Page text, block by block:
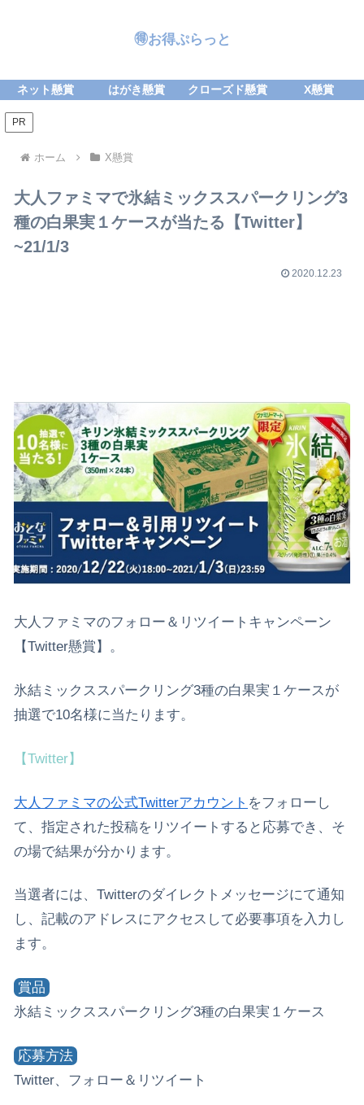
🉐お得ぷらっと
ネット懸賞 はがき懸賞 クローズド懸賞 X懸賞
PR
ホーム X懸賞
大人ファミマで氷結ミックススパークリング3
種の白果実１ケースが当たる【Twitter】
~21/1/3
2020.12.23
大人ファミマのフォロー＆リツイートキャンペーン
【Twitter懸賞】。
氷結ミックススパークリング3種の白果実１ケースが
抽選で10名様に当たります。
【Twitter】
大人ファミマの公式Twitterアカウント をフォローし
て、指定された投稿をリツイートすると応募でき、そ
の場で結果が分かります。
当選者には、Twitterのダイレクトメッセージにて通知
し、記載のアドレスにアクセスして必要事項を入力し
ます。
賞品
氷結ミックススパークリング3種の白果実１ケース
応募方法
Twitter、フォロー＆リツイート